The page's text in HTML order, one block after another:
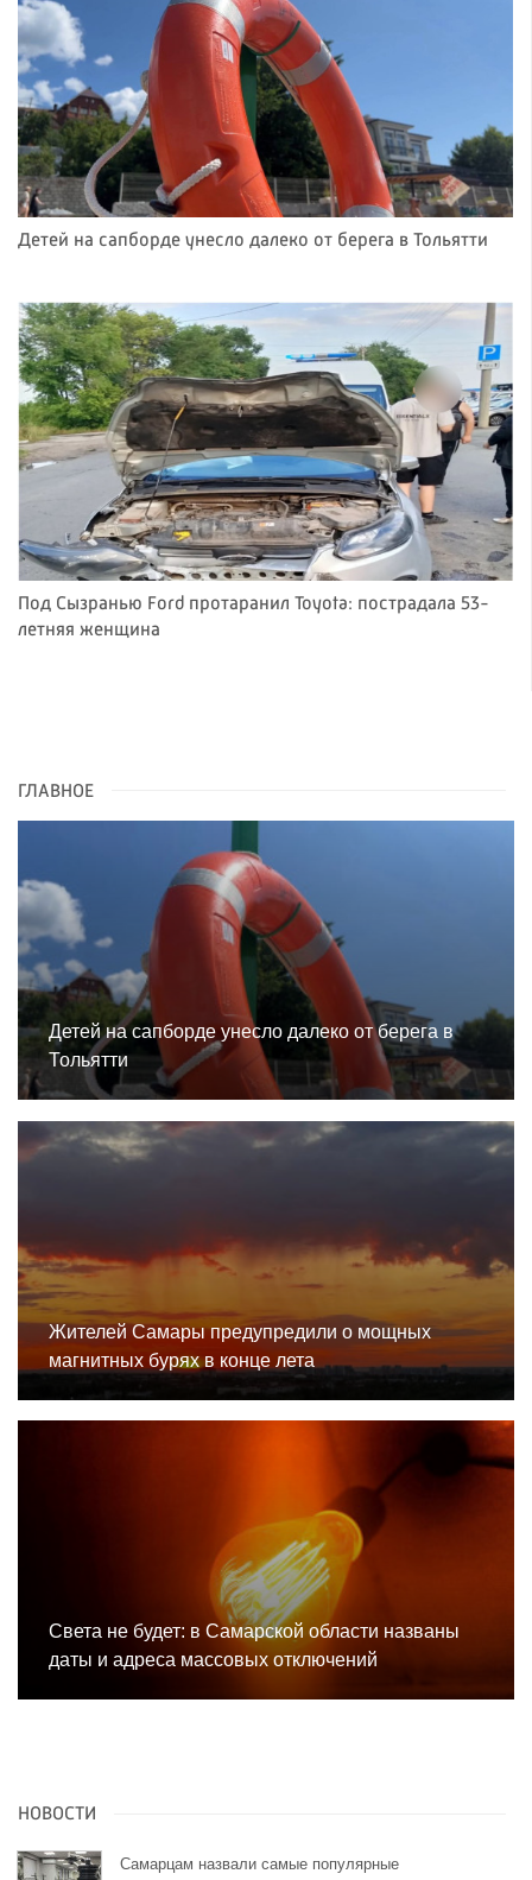
Детей на сапборде унесло далеко от берега в Тольятти
Под Сызранью Ford протаранил Toyota: пострадала 53-
летняя женщина
ГЛАВНОЕ
Детей на сапборде унесло далеко от берега в
Тольятти
Жителей Самары предупредили о мощных
магнитных бурях в конце лета
Света не будет: в Самарской области названы
даты и адреса массовых отключений
НОВОСТИ
Самарцам назвали самые популярные